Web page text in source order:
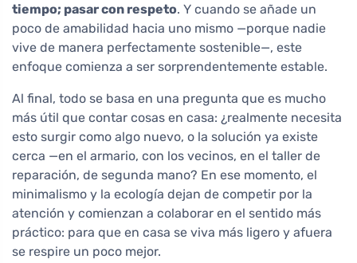
tiempo; pasar con respeto. Y cuando se añade un
poco de amabilidad hacia uno mismo —porque nadie
vive de manera perfectamente sostenible—, este
enfoque comienza a ser sorprendentemente estable.
Al final, todo se basa en una pregunta que es mucho
más útil que contar cosas en casa: ¿realmente necesita
esto surgir como algo nuevo, o la solución ya existe
cerca —en el armario, con los vecinos, en el taller de
reparación, de segunda mano? En ese momento, el
minimalismo y la ecología dejan de competir por la
atención y comienzan a colaborar en el sentido más
práctico: para que en casa se viva más ligero y afuera
se respire un poco mejor.